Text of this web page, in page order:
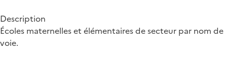
Description
Écoles maternelles et élémentaires de secteur par nom de
voie.